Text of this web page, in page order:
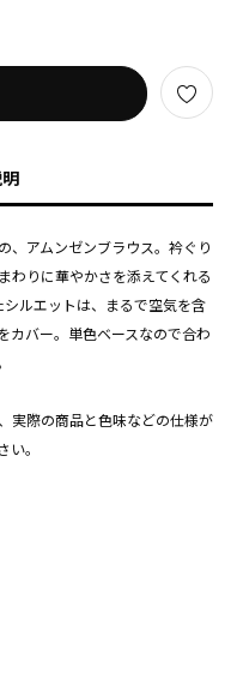
、アムンゼンブラウス。衿ぐり
わりに華やかさを添えてくれる
ルエットは、まるで空気を含
カバー。単色ベースなので合わ
実際の商品と色味などの仕様が
。